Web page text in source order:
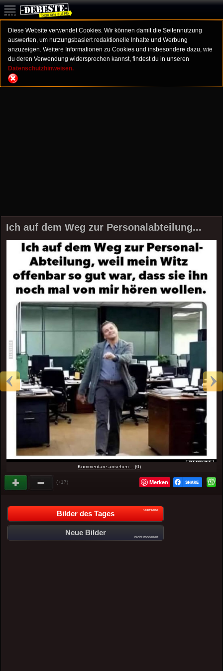
Diese Website verwendet Cookies. Wir können damit die Seitennutzung
auswerten, um nutzungsbasiert redaktionelle Inhalte und Werbung
anzuzeigen. Weitere Informationen zu Cookies und insbesondere dazu, wie
du deren Verwendung widersprechen kannst, findest du in unseren
Datenschutzhinweisen.
Ich auf dem Weg zur Personalabteilung...
Kommentare ansehen... (0)
(+17) Merken
Bilder des Tages Startseite
Neue Bilder
nicht moderiert